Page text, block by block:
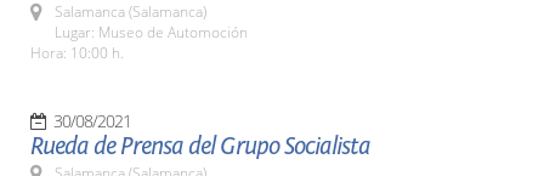
Salamanca (Salamanca)
Lugar: Museo de Automoción
Hora: 10:00 h.
30/08/2021
Rueda de Prensa del Grupo Socialista